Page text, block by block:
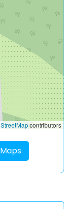
contributors